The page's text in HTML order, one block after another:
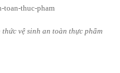
vệ sinh an toàn thực phẩm